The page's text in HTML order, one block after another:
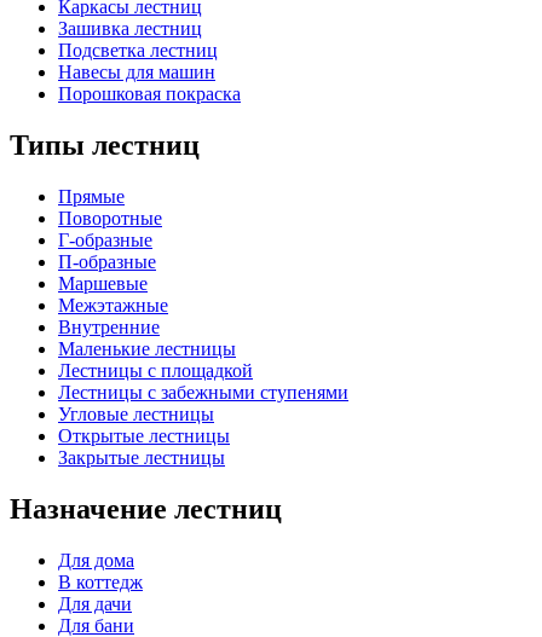
Каркасы лестниц
Зашивка лестниц
Подсветка лестниц
Навесы для машин
Порошковая покраска
Типы лестниц
Прямые
Поворотные
Г-образные
П-образные
Маршевые
Межэтажные
Внутренние
Маленькие лестницы
Лестницы с площадкой
Лестницы с забежными ступенями
Угловые лестницы
Открытые лестницы
Закрытые лестницы
Назначение лестниц
Для дома
В коттедж
Для дачи
Для бани